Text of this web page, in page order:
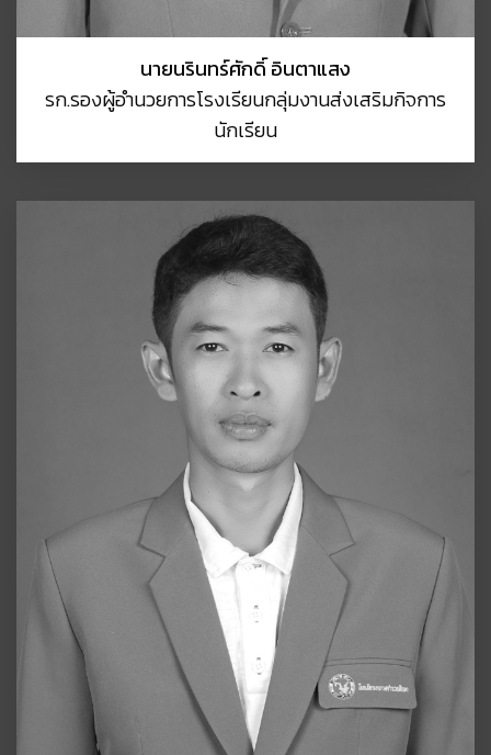
นายนรินทร์ศักดิ์ อินตาแสง
รก.รองผู้อำนวยการโรงเรียนกลุ่มงานส่งเสริมกิจการ
นักเรียน